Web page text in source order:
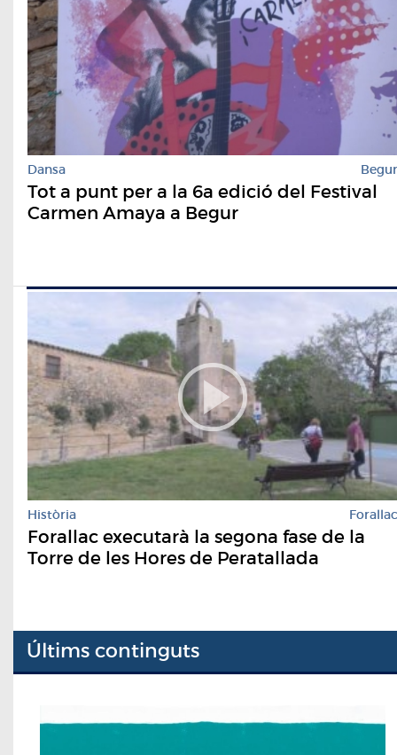
Dansa Begur
Tot a punt per a la 6a edició del Festival
Carmen Amaya a Begur
Història Forallac
Forallac executarà la segona fase de la
Torre de les Hores de Peratallada
Últims continguts